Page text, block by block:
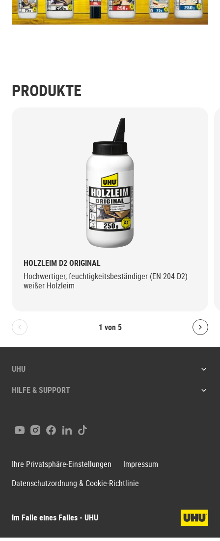
PRODUKTE
1 von 5
Bolton.General.PreviousSlide
HOLZLEIM D2 ORIGINAL
Hochwertiger, feuchtigkeitsbeständiger (EN 204 D2)
weißer Holzleim
UHU
HILFE & SUPPORT
Im Falle eines Falles - UHU
YoutubeInstagram
Facebook
LinkedIn
Tiktok
Ihre Privatsphäre-Einstellungen
Impressum
Datenschutzordnung & Cookie-Richtlinie